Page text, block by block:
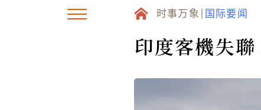
时事万象 国际要闻
印度客機失